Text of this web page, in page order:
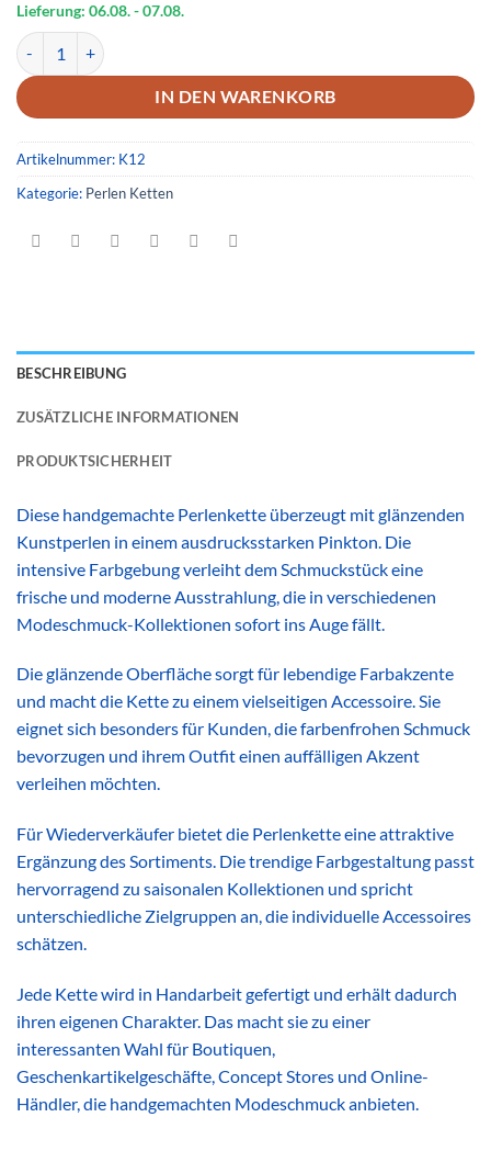
Lieferung: 06.08.- 07.08.
Handgemachte Perlenkette Pink Glänzend – Farbenfroher
IN DEN WARENKORB
Artikelnummer: K12
Kategorie: Perlen Ketten
BESCHREIBUNG
ZUSÄTZLICHE INFORMATIONEN
PRODUKTSICHERHEIT
Diese handgemachte Perlenkette überzeugt mit glänzenden
Kunstperlen in einem ausdrucksstarken Pinkton. Die
intensive Farbgebung verleiht dem Schmuckstück eine
frische und moderne Ausstrahlung, die in verschiedenen
Modeschmuck-Kollektionen sofort ins Auge fällt.
Die glänzende Oberfläche sorgt für lebendige Farbakzente
und macht die Kette zu einem vielseitigen Accessoire. Sie
eignet sich besonders für Kunden, die farbenfrohen Schmuck
bevorzugen und ihrem Outfit einen auffälligen Akzent
verleihen möchten.
Für Wiederverkäufer bietet die Perlenkette eine attraktive
Ergänzung des Sortiments. Die trendige Farbgestaltung passt
hervorragend zu saisonalen Kollektionen und spricht
unterschiedliche Zielgruppen an, die individuelle Accessoires
schätzen.
Jede Kette wird in Handarbeit gefertigt und erhält dadurch
ihren eigenen Charakter. Das macht sie zu einer
interessanten Wahl für Boutiquen,
Geschenkartikelgeschäfte, Concept Stores und Online-
Händler, die handgemachten Modeschmuck anbieten.